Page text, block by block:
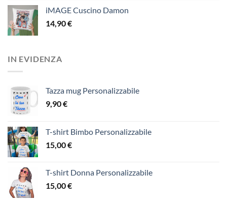
iMAGE Cuscino Damon
14,90€
IN EVIDENZA
Tazza mug Personalizzabile
9,90€
T-shirt Bimbo Personalizzabile
15,00€
T-shirt Donna Personalizzabile
15,00€